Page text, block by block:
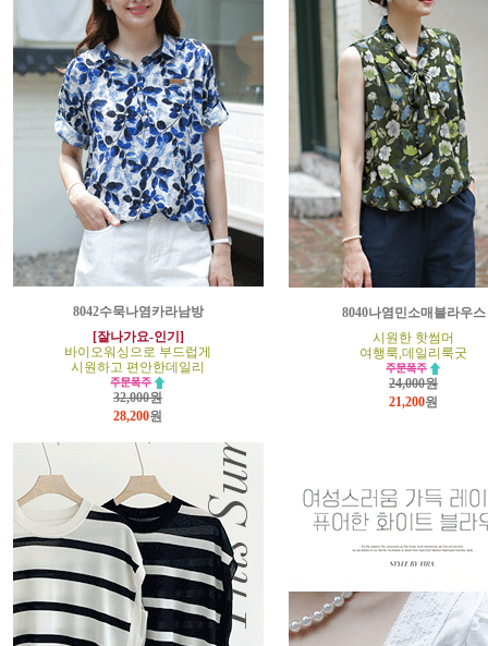
8042수묵나염카라남방
[잘나가요-인기]
바이오워싱으로 부드럽게
시원하고 편안한데일리
32,000원
28,200원
8040나염민소매블라우스
시원한 핫썸머
여행룩,데일리룩굿
24,000원
21,200원